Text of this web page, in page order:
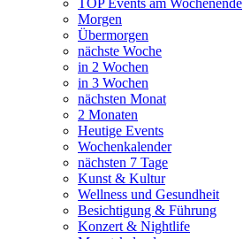
TOP Events am Wochenende
Morgen
Übermorgen
nächste Woche
in 2 Wochen
in 3 Wochen
nächsten Monat
2 Monaten
Heutige Events
Wochenkalender
nächsten 7 Tage
Kunst & Kultur
Wellness und Gesundheit
Besichtigung & Führung
Konzert & Nightlife